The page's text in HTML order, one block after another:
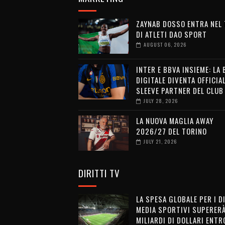
ZAYNAB DOSSO ENTRA NEL
DI ATLETI DAO SPORT
AUGUST 06, 2026
INTER E BBVA INSIEME: LA
DIGITALE DIVENTA OFFICIAL
SLEEVE PARTNER DEL CLUB
JULY 28, 2026
LA NUOVA MAGLIA AWAY
2026/27 DEL TORINO
JULY 21, 2026
DIRITTI TV
LA SPESA GLOBALE PER I
MEDIA SPORTIVI
MILIARDI DI DOLLARI